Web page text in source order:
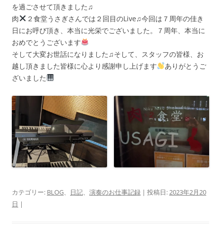
を過ごさせて頂きました♫
肉
２食堂うさぎさんでは２回目のLive♫今回は７周年の佳き
日にお呼び頂き、本当に光栄でございました。７周年、本当に
おめでとうございます
そして大変お世話になりました♫そして、スタッフの皆様、お
越し頂きました皆様に心より感謝申し上げます
ありがとうご
ざいました
カテゴリー: BLOG、 日記、 演奏のお仕事記録 | 投稿日:2023年2月20
日 |